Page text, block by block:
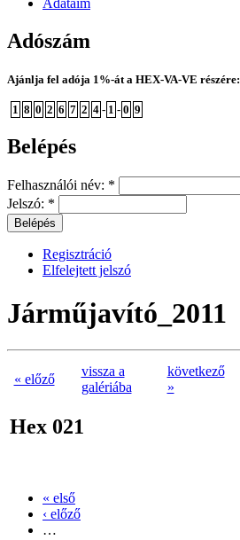
Adataim
Adószám
Ajánlja fel adója 1%-át a HEX-VA-VE részére:
1 8 0 2 6 7 2 4 - 1 - 0 9
Belépés
Felhasználói név: *
Jelszó: *
Regisztráció
Elfelejtett jelszó
Járműjavító_2011
« előző
vissza a
galériába
következő
»
Hex 021
« első
‹ előző
…